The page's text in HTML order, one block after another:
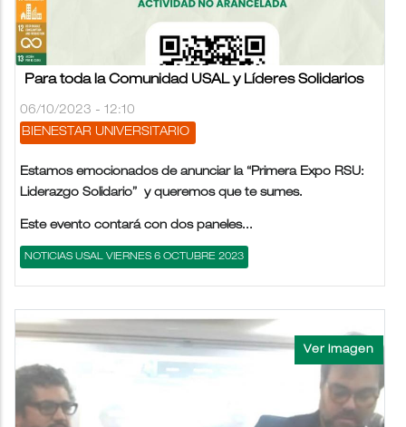
Para toda la Comunidad USAL y Líderes Solidarios
06/10/2023 - 12:10
BIENESTAR UNIVERSITARIO
Estamos emocionados de anunciar la “Primera Expo RSU:
Liderazgo Solidario” y queremos que te sumes.
Este evento contará con dos paneles...
NOTICIAS USAL VIERNES 6 OCTUBRE 2023